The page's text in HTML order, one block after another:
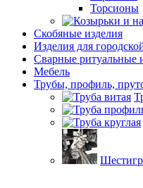
Торсионы
Скобяные изделия
Изделия для
Сварные ритуальные
Мебель
Трубы, профиль,